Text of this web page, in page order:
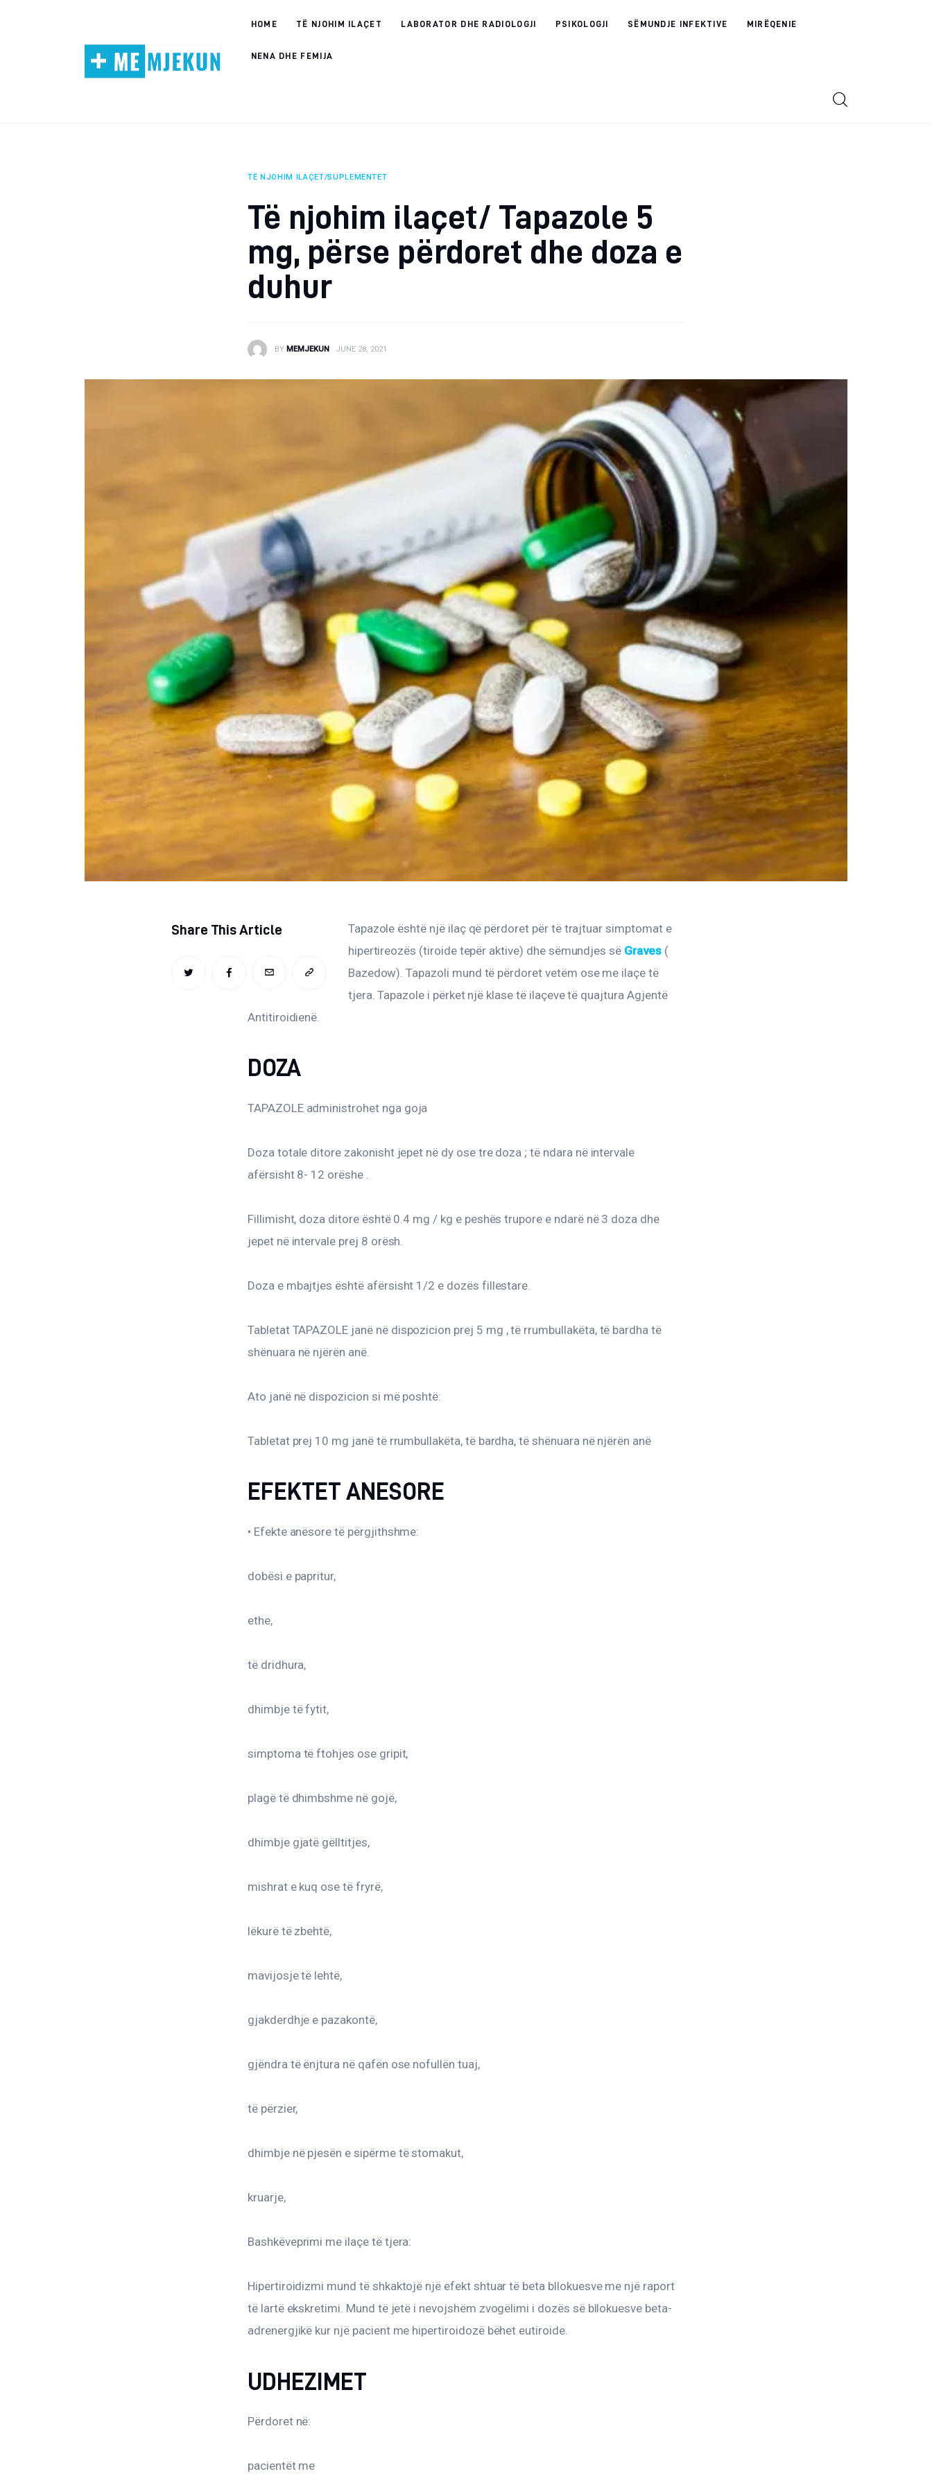
HOME TË NJOHIM ILAÇET LABORATOR DHE RADIOLOGJI PSIKOLOGJI SËMUNDJE INFEKTIVE MIRËQENIE
NENA DHE FEMIJA
Të njohim ilaçet/suplementet
TË NJOHIM ILAÇET/SUPLEMENTET
Të njohim ilaçet/ Tapazole 5
mg, përse përdoret dhe doza e
duhur
BY MEMJEKUN JUNE 28, 2021
Share This Article
TWITTERFACEBOOKEMAIL COPY
Tapazole është një ilaç që përdoret për të trajtuar simptomat e
hipertireozës (tiroide tepër aktive) dhe sëmundjes së Graves (
Bazedow). Tapazoli mund të përdoret vetëm ose me ilaçe të
tjera. Tapazole i përket një klase të ilaçeve të quajtura Agjentë
Antitiroidienë.
DOZA
TAPAZOLE administrohet nga goja
Doza totale ditore zakonisht jepet në dy ose tre doza ; të ndara në intervale
afërsisht 8- 12 orëshe .
Fillimisht, doza ditore është 0.4 mg / kg e peshës trupore e ndarë në 3 doza dhe
jepet në intervale prej 8 orësh.
Doza e mbajtjes është afërsisht 1/2 e dozës fillestare.
Tabletat TAPAZOLE janë në dispozicion prej 5 mg , të rrumbullakëta, të bardha të
shënuara në njërën anë.
Ato janë në dispozicion si më poshtë:
Tabletat prej 10 mg janë të rrumbullakëta, të bardha, të shënuara në njërën anë
EFEKTET ANESORE
• Efekte anësore të përgjithshme:
dobësi e papritur,
ethe,
të dridhura,
dhimbje të fytit,
simptoma të ftohjes ose gripit,
plagë të dhimbshme në gojë,
dhimbje gjatë gëlltitjes,
mishrat e kuq ose të fryrë,
lëkurë të zbehtë,
mavijosje të lehtë,
gjakderdhje e pazakontë,
gjëndra të ënjtura në qafën ose nofullën tuaj,
të përzier,
dhimbje në pjesën e sipërme të stomakut,
kruarje,
Bashkëveprimi me ilaçe të tjera:
Hipertiroidizmi mund të shkaktojë një efekt shtuar të beta bllokuesve me një raport
të lartë ekskretimi. Mund të jetë i nevojshëm zvogëlimi i dozës së bllokuesve beta-
adrenergjikë kur një pacient me hipertiroidozë bëhet eutiroide.
UDHEZIMET
Përdoret në:
pacientët me